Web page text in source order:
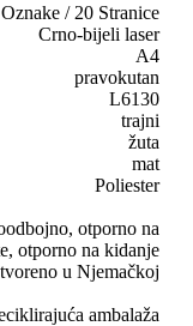
/ 20 Stranice
Crno-bijeli laser
A4
pravokutan
L6130
trajni
žuta
mat
Poliester
otporno na
otporno na kidanje
u Njemačkoj
ambalaža